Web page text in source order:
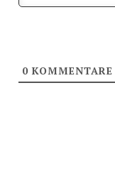
0KOMMENTARE